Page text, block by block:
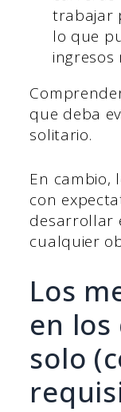
trabajar
lo que
ingresos
que deba
solitario.
En cambio,
con
desarrollar
cualquier
Los
en
solo